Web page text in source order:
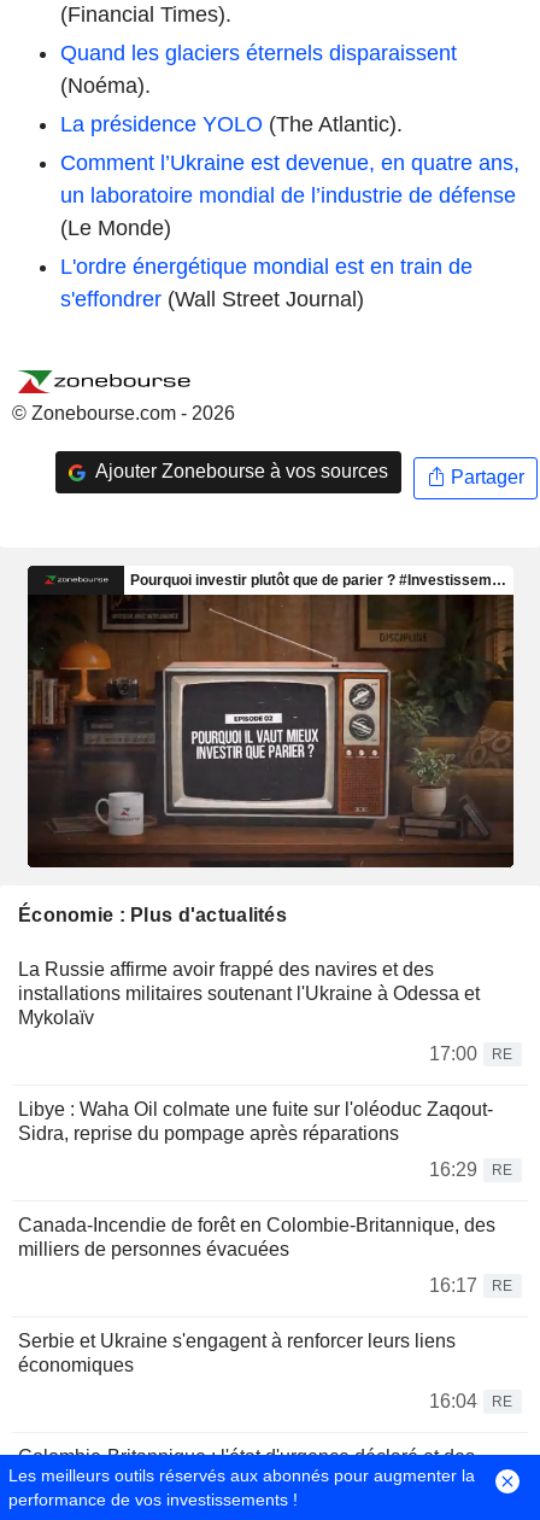
(Financial Times).
Quand les glaciers éternels disparaissent
(Noéma).
La présidence YOLO (The Atlantic).
Comment l’Ukraine est devenue, en quatre ans,
un laboratoire mondial de l’industrie de défense
(Le Monde)
L'ordre énergétique mondial est en train de
s'effondrer (Wall Street Journal)
© Zonebourse.com - 2026
Ajouter Zonebourse à vos sources Partager
Économie : Plus d'actualités
La Russie affirme avoir frappé des navires et des
installations militaires soutenant l'Ukraine à Odessa et
Mykolaïv
17:00
RE
Libye : Waha Oil colmate une fuite sur l'oléoduc Zaqout-
Sidra, reprise du pompage après réparations
16:29
RE
Canada-Incendie de forêt en Colombie-Britannique, des
milliers de personnes évacuées
16:17
RE
Serbie et Ukraine s'engagent à renforcer leurs liens
économiques
16:04
RE
Colombie-Britannique : l'état d'urgence déclaré et des
ordres d'évacuation émis face à la progression des
incendies
Les meilleurs outils réservés aux abonnés pour augmenter la
performance de vos investissements !